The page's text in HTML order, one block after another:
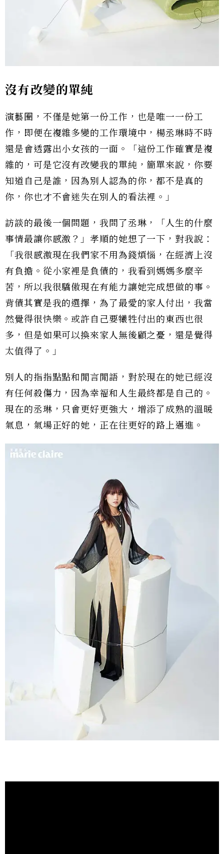
沒有改變的單純
演藝圈，不僅是她第一份工作，也是唯一一份工
作，即便在複雜多變的工作環境中，楊丞琳時不時
還是會透露出小女孩的一面。「這份工作確實是複
雜的，可是它沒有改變我的單純，簡單來說，你要
知道自己是誰，因為別人認為的你，都不是真的
你，你也才不會迷失在別人的看法裡。」
訪談的最後一個問題，我問了丞琳，「人生的什麼
事情最讓你感激？」孝順的她想了一下，對我說：
「我很感激現在我們家不用為錢煩惱，在經濟上沒
有負擔。從小家裡是負債的，我看到媽媽多麼辛
苦，所以我很驕傲現在有能力讓她完成想做的事。
背債其實是我的選擇，為了最愛的家人付出，我當
然覺得很快樂。或許自己要犧牲付出的東西也很
多，但是如果可以換來家人無後顧之憂，還是覺得
太值得了。」
別人的指指點點和閒言閒語，對於現在的她已經沒
有任何殺傷力，因為幸福和人生最終都是自己的。
現在的丞琳，只會更好更強大，增添了成熟的溫暖
氣息，氣場正好的她，正在往更好的路上邁進。